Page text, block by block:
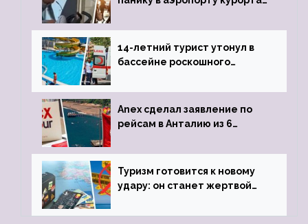
задержке рейса
14-летний турист утонул в
бассейне роскошного
Anex сделал заявление по
рейсам в Анталию из 6
Туризм готовится к новому
удару: он станет жертвой